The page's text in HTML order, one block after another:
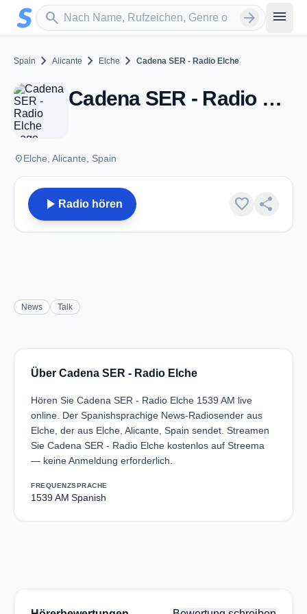
Zum Hauptinhalt springen
search
Sender suchen arrow_forward menu
Spain chevron_right Alicante chevron_right Elche chevron_right Cadena SER - Radio Elche
Cadena SER - Radio Elche - AM 1539 - Elche
placeElche, Alicante, Spain
play_arrow Radio hören favorite share
News Talk
Über Cadena SER - Radio Elche
Hören Sie Cadena SER - Radio Elche 1539 AM live
online. Der Spanishsprachige News-Radiosender aus
Elche, der aus Elche, Alicante, Spain sendet. Streamen
Sie Cadena SER - Radio Elche kostenlos auf Streema
— keine Anmeldung erforderlich.
FREQUENZ
1539 AM
SPRACHE
Spanish